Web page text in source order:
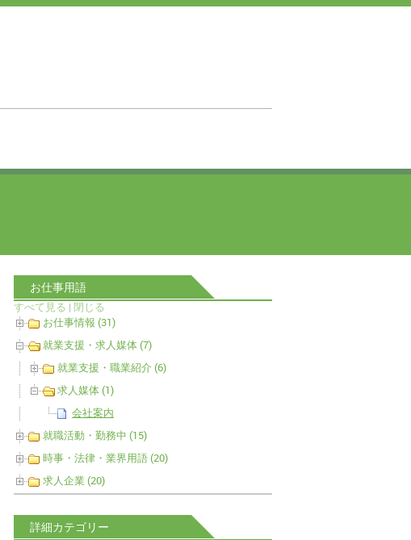
お仕事用語
すべて見る | 閉じる
お仕事情報 (31)
就業支援・求人媒体 (7)
就業支援・職業紹介 (6)
求人媒体 (1)
会社案内
就職活動・勤務中 (15)
時事・法律・業界用語 (20)
求人企業 (20)
詳細カテゴリー